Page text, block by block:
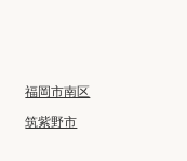
福岡市南区
筑紫野市